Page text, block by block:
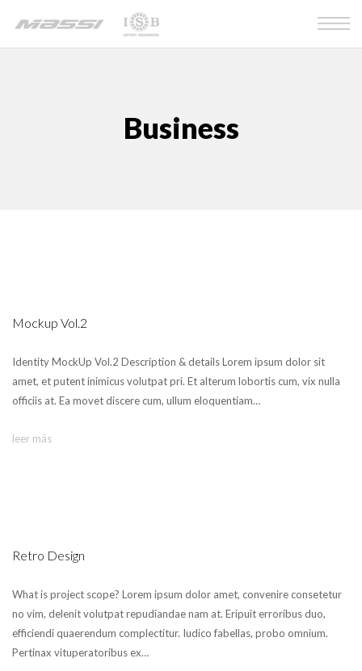
Business
Mockup Vol.2
Identity MockUp Vol.2 Description & details Lorem ipsum dolor sit
amet, et putent inimicus volutpat pri. Et alterum lobortis cum, vix nulla
officiis at. Ea movet discere cum, ullum eloquentiam…
leer más
Retro Design
What is project scope? Lorem ipsum dolor amet, convenire consetetur
no vim, delenit volutpat repudiandae nam at. Eripuit erroribus duo,
efficiendi quaerendum complectitur. Iudico fabellas, probo omnium.
Pertinax vituperatoribus ex…